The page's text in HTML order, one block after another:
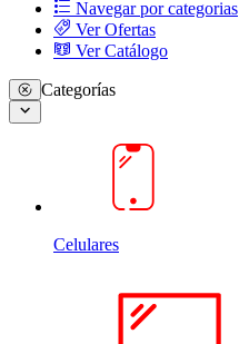
Navegar por categorias
Ver Ofertas
Ver Catálogo
Categorías
Celulares